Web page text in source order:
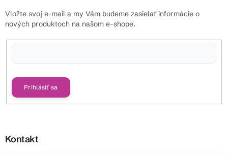
Vložte svoj e-mail a my Vám budeme zasielať informácie o
nových produktoch na našom e-shope.
Prihlásiť sa
Kontakt